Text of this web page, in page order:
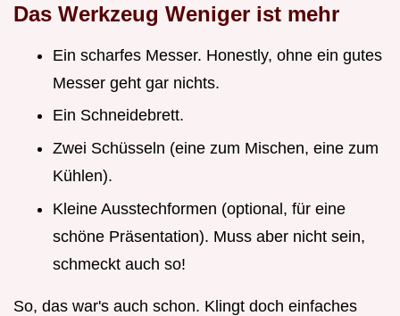
Das Werkzeug Weniger ist mehr
Ein scharfes Messer. Honestly, ohne ein gutes
Messer geht gar nichts.
Ein Schneidebrett.
Zwei Schüsseln (eine zum Mischen, eine zum
Kühlen).
Kleine Ausstechformen (optional, für eine
schöne Präsentation). Muss aber nicht sein,
schmeckt auch so!
So, das war's auch schon. Klingt doch einfaches